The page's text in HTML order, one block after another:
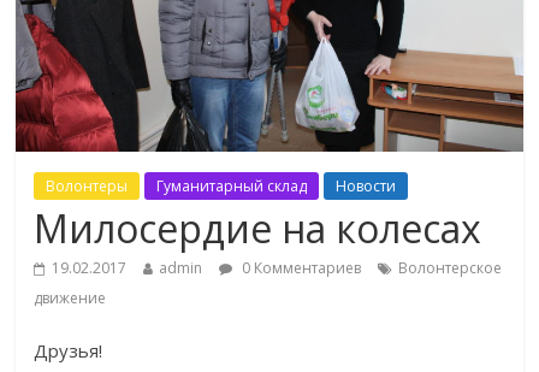
Волонтеры Гуманитарный склад Новости
Милосердие на колесах
19.02.2017 admin 0 Комментариев
Волонтерское
движение
Друзья!